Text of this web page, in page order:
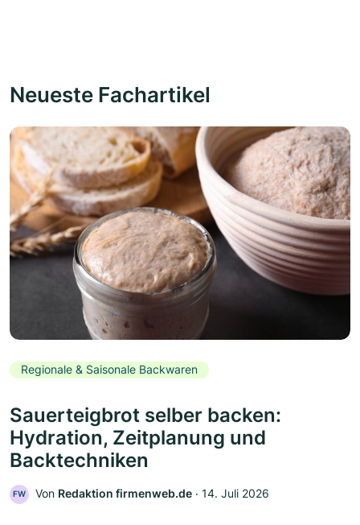
Neueste Fachartikel
Regionale & Saisonale Backwaren
Sauerteigbrot selber backen:
Hydration, Zeitplanung und
Backtechniken
FW Von Redaktion firmenweb.de ‧ 14. Juli 2026